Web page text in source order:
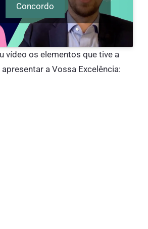
Concordo
vídeo os elementos que tive a
a Vossa Excelência: